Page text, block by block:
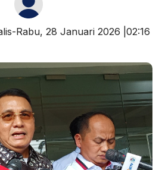
Rabu, 28 Januari 2026 |02:16